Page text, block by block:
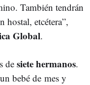
También tendrán
hostal, etcétera”,
Global.
de siete hermanos.
bebé de mes y